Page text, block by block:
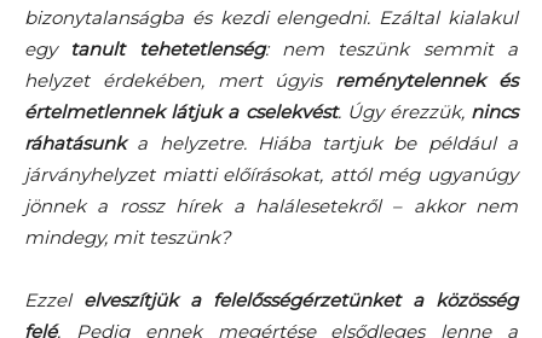
bizonytalanságba és kezdi elengedni. Ezáltal kialakul
egy tanult tehetetlenség: nem teszünk semmit a
helyzet érdekében, mert úgyis reménytelennek és
értelmetlennek látjuk a cselekvést. Úgy érezzük, nincs
ráhatásunka helyzetre. Hiába tartjuk be például a
járványhelyzet miatti előírásokat, attól még ugyanúgy
jönnek a rossz hírek a halálesetekről – akkor nem
mindegy, mit teszünk?
Ezzel elveszítjük a felelősségérzetünket a közösség
felé. Pedig ennek megértése elsődleges lenne a